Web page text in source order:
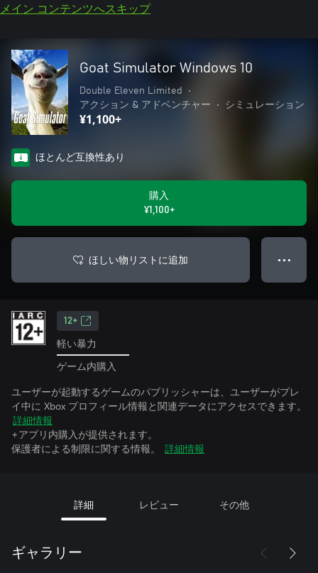
メイン コンテンツへスキップ
Goat Simulator Windows 10
Double Eleven Limited
•
アクション & アドベンチャー
• シミュレーション
¥1,100+
ほとんど互換性あり
購入
¥1,100+
ほしい物リストに追加 ● ● ●
12+
軽い暴力
ゲーム内購入
ユーザーが起動するゲームのパブリッシャーは、ユーザーがプレ
イ中に Xbox プロフィール情報と関連データにアクセスできます。
詳細情報
+アプリ内購入が提供されます。
保護者による制限に関する情報。
詳細情報
詳細 レビュー その他
ギャラリー